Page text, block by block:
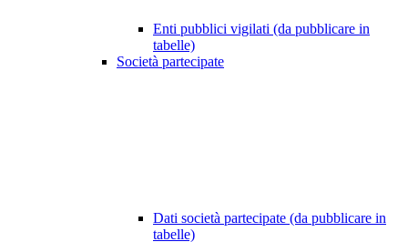
Enti pubblici vigilati (da pubblicare in
tabelle)
Società partecipate
Dati società partecipate (da pubblicare in
tabelle)